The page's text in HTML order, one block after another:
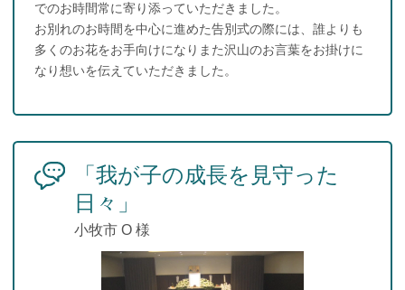
でのお時間常に寄り添っていただきました。
お別れのお時間を中心に進めた告別式の際には、誰よりも
多くのお花をお手向けになりまた沢山のお言葉をお掛けに
なり想いを伝えていただきました。
「我が子の成長を見守った
日々」
小牧市 O 様